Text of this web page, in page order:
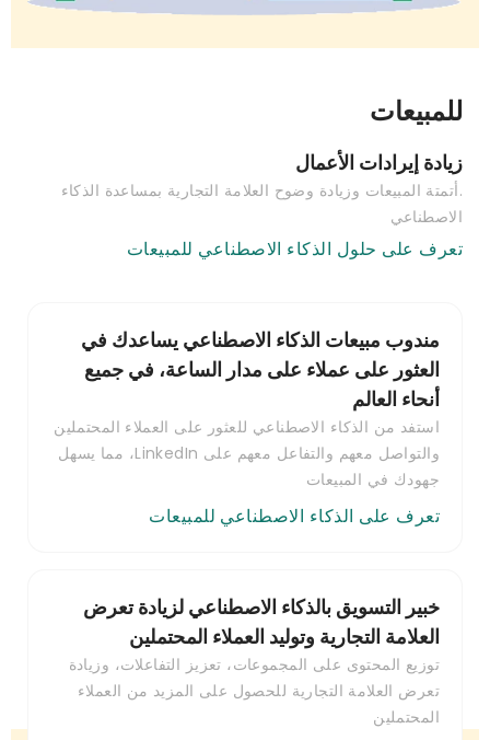
للمبيعات
زيادة إيرادات الأعمال
.أتمتة المبيعات وزيادة وضوح العلامة التجارية بمساعدة الذكاء
الاصطناعي
تعرف على حلول الذكاء الاصطناعي للمبيعات
مندوب مبيعات الذكاء الاصطناعي يساعدك في
العثور على عملاء على مدار الساعة، في جميع
أنحاء العالم
استفد من الذكاء الاصطناعي للعثور على العملاء المحتملين
والتواصل معهم والتفاعل معهم على LinkedIn، مما يسهل
جهودك في المبيعات
تعرف على الذكاء الاصطناعي للمبيعات
خبير التسويق بالذكاء الاصطناعي لزيادة تعرض
العلامة التجارية وتوليد العملاء المحتملين
توزيع المحتوى على المجموعات، تعزيز التفاعلات، وزيادة
تعرض العلامة التجارية للحصول على المزيد من العملاء
المحتملين